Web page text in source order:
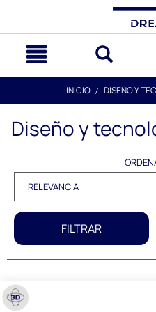
INICIO DISEÑO Y
Diseño y
FILTRAR